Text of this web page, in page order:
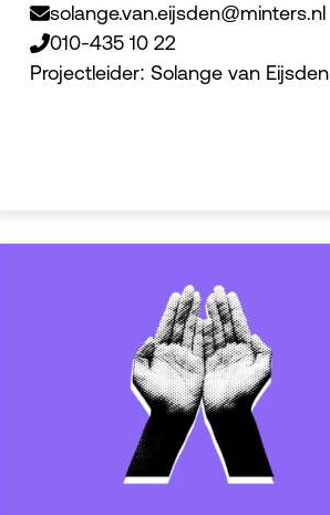
solange.van.eijsden@minters.nl
010-435 10 22
Projectleider: Solange van Eijsden